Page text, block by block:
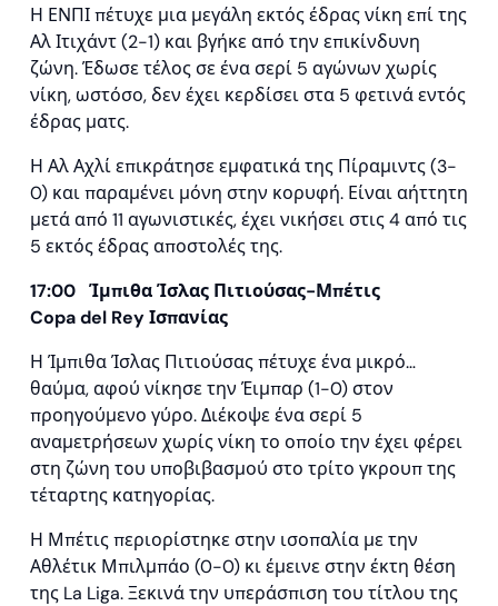
Η ΕΝΠΙ πέτυχε μια μεγάλη εκτός έδρας νίκη επί της
Αλ Ιτιχάντ (2-1) και βγήκε από την επικίνδυνη
ζώνη. Έδωσε τέλος σε ένα σερί 5 αγώνων χωρίς
νίκη, ωστόσο, δεν έχει κερδίσει στα 5 φετινά εντός
έδρας ματς.
Η Αλ Αχλί επικράτησε εμφατικά της Πίραμιντς (3-
0) και παραμένει μόνη στην κορυφή. Είναι αήττητη
μετά από 11 αγωνιστικές, έχει νικήσει στις 4 από τις
5 εκτός έδρας αποστολές της.
17:00 Ίμπιθα Ίσλας Πιτιούσας-Μπέτις
Copadel ReyΙσπανίας
Η Ίμπιθα Ίσλας Πιτιούσας πέτυχε ένα μικρό…
θαύμα, αφού νίκησε την Έιμπαρ (1-0) στον
προηγούμενο γύρο. Διέκοψε ένα σερί 5
αναμετρήσεων χωρίς νίκη το οποίο την έχει φέρει
στη ζώνη του υποβιβασμού στο τρίτο γκρουπ της
τέταρτης κατηγορίας.
Η Μπέτις περιορίστηκε στην ισοπαλία με την
Αθλέτικ Μπιλμπάο (0-0) κι έμεινε στην έκτη θέση
της La Liga. Ξεκινά την υπεράσπιση του τίτλου της